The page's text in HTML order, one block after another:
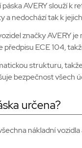
AVERY slouží k
a nedochází tak k
značky AVERY
předpisu ECE 104,
strukturu,
bezpečnost všech
určena?
nákladní